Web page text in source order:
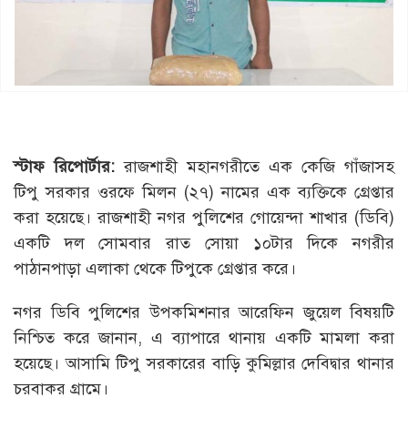
স্টাফ রিপোর্টার: রাজশাহী মহানগরীতে এক কেজি গাঁজাসহ
টিপু সরকার ওরফে মিলন (২৭) নামের এক ব্যক্তিকে গ্রেপ্তার
করা হয়েছে। রাজশাহী নগর পুলিশের গোয়েন্দা শাখার (ডিবি)
একটি দল সোমবার রাত সোয়া ১০টার দিকে নগরীর
পাঠানপাড়া এলাকা থেকে টিপুকে গ্রেপ্তার করে।
নগর ডিবি পুলিশের উপকমিশনার আরেফিন জুয়েল বিষয়টি
নিশ্চিত করে জানান, এ ব্যাপারে থানায় একটি মামলা করা
হয়েছে। আসামি টিপু সরকারের বাড়ি কুমিল্লার দেবিদ্বার থানার
চরবাকর গ্রামে।